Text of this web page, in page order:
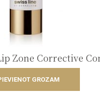
Zone Corrective
GROZAM